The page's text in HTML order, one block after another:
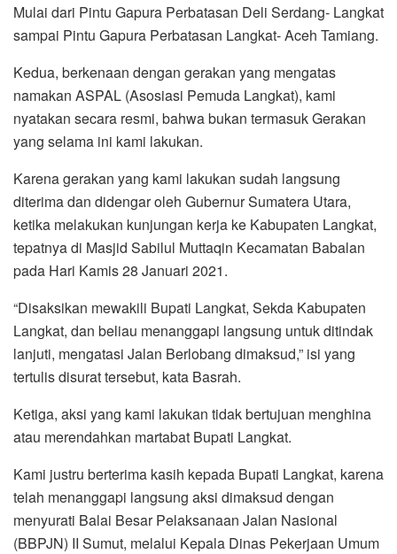
Mulai dari Pintu Gapura Perbatasan Deli Serdang- Langkat
sampai Pintu Gapura Perbatasan Langkat- Aceh Tamiang.
Kedua, berkenaan dengan gerakan yang mengatas
namakan ASPAL (Asosiasi Pemuda Langkat), kami
nyatakan secara resmi, bahwa bukan termasuk Gerakan
yang selama ini kami lakukan.
Karena gerakan yang kami lakukan sudah langsung
diterima dan didengar oleh Gubernur Sumatera Utara,
ketika melakukan kunjungan kerja ke Kabupaten Langkat,
tepatnya di Masjid Sabilul Muttaqin Kecamatan Babalan
pada Hari Kamis 28 Januari 2021.
“Disaksikan mewakili Bupati Langkat, Sekda Kabupaten
Langkat, dan beliau menanggapi langsung untuk ditindak
lanjuti, mengatasi Jalan Berlobang dimaksud,” isi yang
tertulis disurat tersebut, kata Basrah.
Ketiga, aksi yang kami lakukan tidak bertujuan menghina
atau merendahkan martabat Bupati Langkat.
Kami justru berterima kasih kepada Bupati Langkat, karena
telah menanggapi langsung aksi dimaksud dengan
menyurati Balai Besar Pelaksanaan Jalan Nasional
(BBPJN) II Sumut, melalui Kepala Dinas Pekerjaan Umum